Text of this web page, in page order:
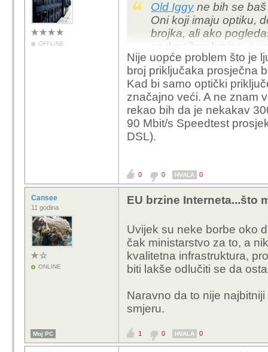
OFFLINE
Old Iggyne bih se
Oni koji imaju optiku,
brojka, ali ako
nedostižna brzina,
skoro 50% ljudi..
Nije uopće problem što je
broj priključaka prosječna
Kad bi samo optički
značajno veći. A ne znam
rekao bih da je nekakav
90 Mbit/s Speedtest
DSL).
0 0 HVALA 0
Cansee
11 godina
ONLINE
EU brzine Interneta...što
Uvijek su neke borbe oko
čak ministarstvo za to, a
kvalitetna infrastruktura,
biti lakše odlučiti se da
Naravno da to nije
smjeru.
Moj PC 1 0 HVALA 0